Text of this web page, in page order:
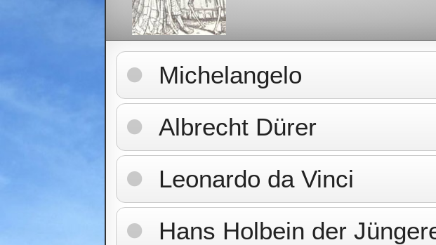
Michelangelo
Albrecht Dürer
Leonardo da Vinci
Hans Holbein der